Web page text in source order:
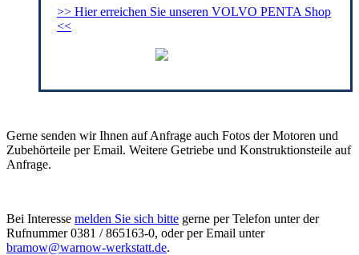
>> Hier erreichen Sie unseren VOLVO PENTA Shop
<<
Gerne senden wir Ihnen auf Anfrage auch Fotos der Motoren und
Zubehörteile per Email. Weitere Getriebe und Konstruktionsteile auf
Anfrage.
Bei Interesse melden Sie sich bitte gerne per Telefon unter der
Rufnummer 0381 / 865163-0, oder per Email unter
bramow@warnow-werkstatt.de.